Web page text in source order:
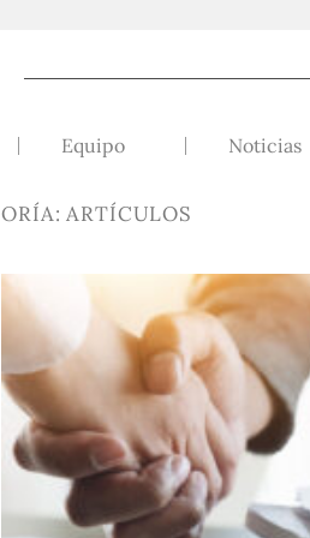
Equipo Noticias
ARTÍCULOS